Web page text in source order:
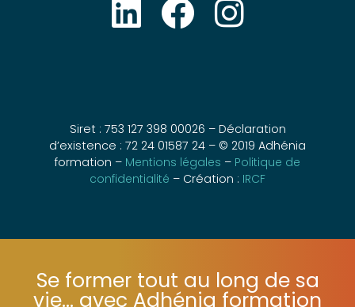
Siret : 753 127 398 00026 – Déclaration
d’existence : 72 24 01587 24 – © 2019 Adhénia
formation –Mentions légales– Politique de
Se former tout au long de sa